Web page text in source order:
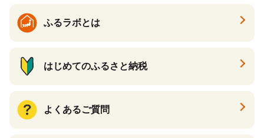
ふるラボとは
はじめてのふるさと納税
よくあるご質問